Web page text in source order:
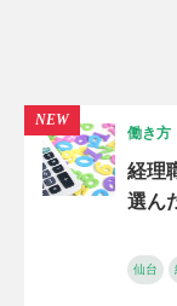
NEW
働き方
経理
選ん
仙台